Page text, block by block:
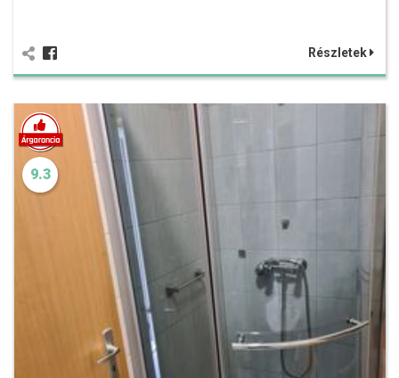
Részletek
9.3